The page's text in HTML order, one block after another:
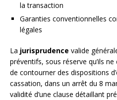
la transaction
Garanties conventionnelles
légales
La jurisprudence valide
préventifs, sous réserve qu’ils
de contourner des dispositions
cassation, dans un arrêt du 8
validité d’une clause détaillant